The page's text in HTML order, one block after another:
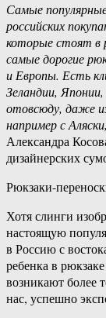
Самые
российских
которые стоят в
самые дорогие
и Европы. Есть
Зеландии,
отовсюду, даже
например с
Александра
дизайнерских
Рюкзаки-
Хотя слинги
настоящую
в Россию с
ребенка в
возникают более
нас, успешно